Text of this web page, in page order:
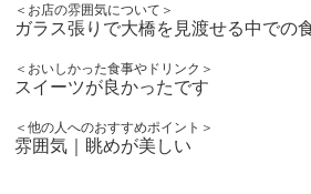
＜お店の雰囲気について＞
ガラス張りで大橋を見渡せる中での
＜おいしかった食事やドリンク＞
スイーツが良かったです
＜他の人へのおすすめポイント＞
雰囲気｜眺めが美しい